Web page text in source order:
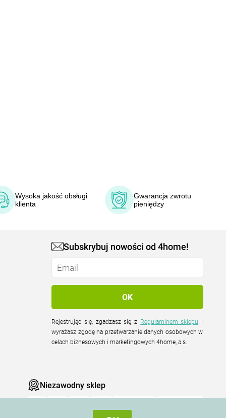
Wysoka jakość obsługi
klienta
Gwarancja zwrotu
pieniędzy
Subskrybuj nowości od 4home!
Rejestrując się, zgadzasz się z Regulaminem sklepu
wyrażasz zgodę na przetwarzanie danych osobowych w
celach biznesowych i marketingowych 4home, a.s.
Niezawodny sklep